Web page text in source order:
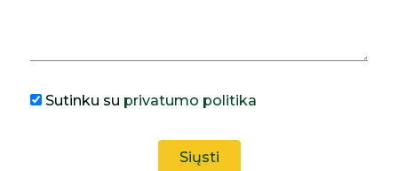
Sutinku su privatumo politika